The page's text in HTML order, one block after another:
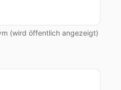
(wird öffentlich angezeigt)